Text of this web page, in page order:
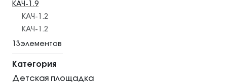
КАЧ-1.9
КАЧ-1.2
КАЧ-1.2
13элементов
Категория
Детская площадка